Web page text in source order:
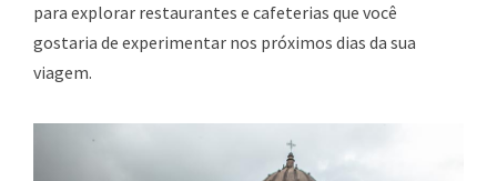
para explorar restaurantes e cafeterias que você
gostaria de experimentar nos próximos dias da sua
viagem.